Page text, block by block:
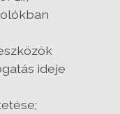
ideje